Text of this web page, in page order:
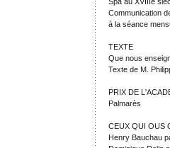
Communication
à la séance
TEXTE
Que nous
Texte de M.
PRIX DE
Palmarès
CEUX QUI OUS
Henry Bauchau